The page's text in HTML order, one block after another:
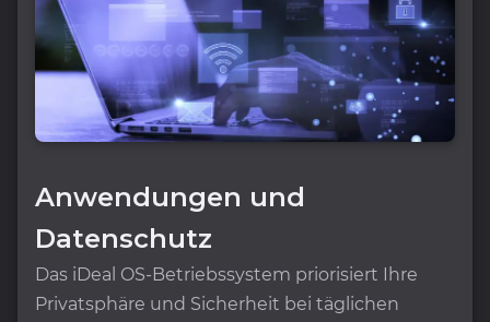
Anwendungen und
Datenschutz
Das iDeal OS-Betriebssystem priorisiert Ihre
Privatsphäre und Sicherheit bei täglichen